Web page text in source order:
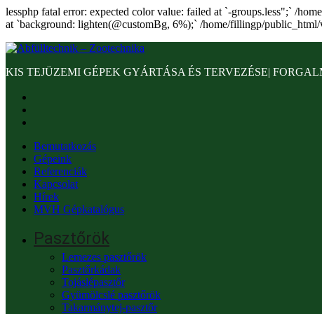
lessphp fatal error: expected color value: failed at `-groups.less";` /
at `background: lighten(@customBg, 6%);` /home/fillingp/
KIS TEJÜZEMI GÉPEK GYÁRTÁSA ÉS TERVEZÉSE|
Bemutatkozás
Gépeink
Referenciák
Kapcsolat
Hírek
MVH Gépkatalógus
Pasztőrök
Lemezes pasztőrök
Pasztőrkádak
Tojáslépasztőr
Gyümölcslé pasztőrök
Takarmánytej-pasztőr